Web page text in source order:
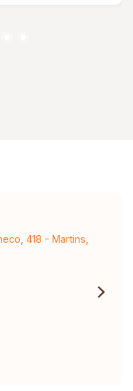
418 - Martins,